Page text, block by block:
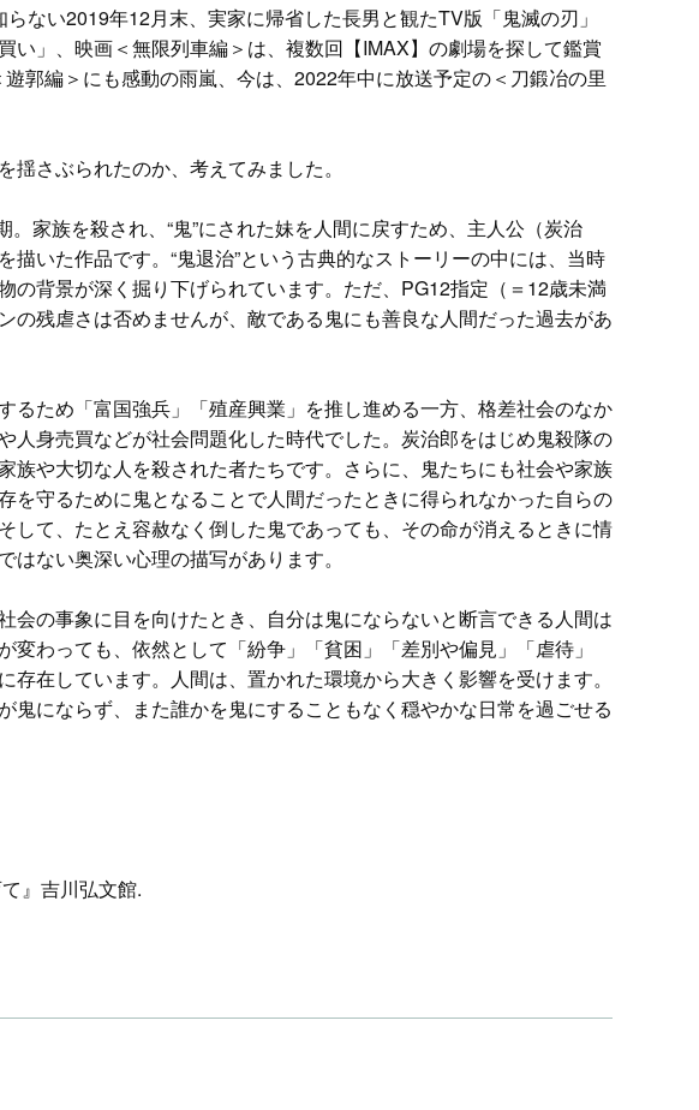
ない2019年12月末、実家に帰省した長男と観たTV版「鬼滅の刃」
い」、映画＜無限列車編＞は、複数回【IMAX】の劇場を探して鑑賞
郭編＞にも感動の雨嵐、今は、2022年中に放送予定の＜刀鍛冶の里
さぶられたのか、考えてみました。
家族を殺され、“鬼”にされた妹を人間に戻すため、主人公（炭治
いた作品です。“鬼退治”という古典的なストーリーの中には、当時
の背景が深く掘り下げられています。ただ、PG12指定（＝12歳未満
の残虐さは否めませんが、敵である鬼にも善良な人間だった過去があ
ため「富国強兵」「殖産興業」を推し進める一方、格差社会のなか
人身売買などが社会問題化した時代でした。炭治郎をはじめ鬼殺隊の
族や大切な人を殺された者たちです。さらに、鬼たちにも社会や家族
を守るために鬼となることで人間だったときに得られなかった自らの
して、たとえ容赦なく倒した鬼であっても、その命が消えるときに情
ない奥深い心理の描写があります。
の事象に目を向けたとき、自分は鬼にならないと断言できる人間は
わっても、依然として「紛争」「貧困」「差別や偏見」「虐待」
存在しています。人間は、置かれた環境から大きく影響を受けます。
鬼にならず、また誰かを鬼にすることもなく穏やかな日常を過ごせる
』吉川弘文館.